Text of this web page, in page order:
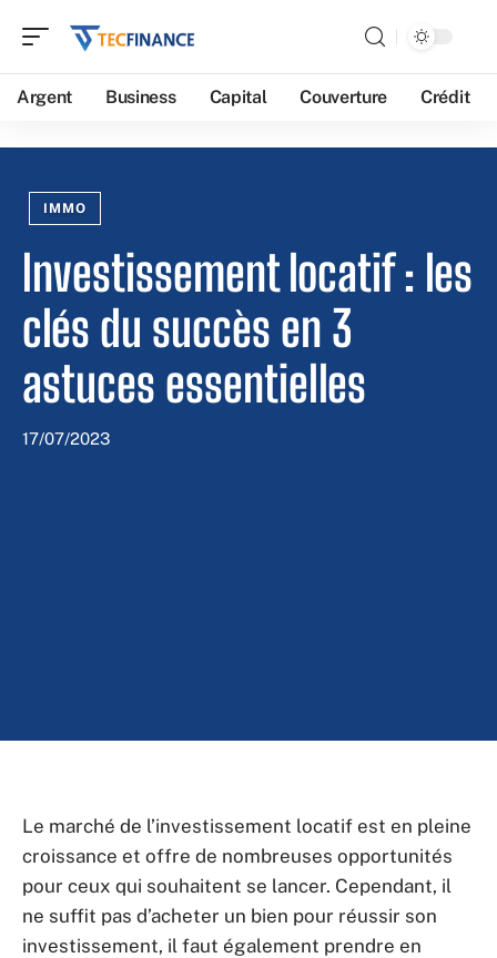
Argent Business Capital Couverture Crédit
IMMO
Investissement locatif : les
clés du succès en 3
astuces essentielles
17/07/2023
Le marché de l’investissement locatif est en pleine
croissance et offre de nombreuses opportunités
pour ceux qui souhaitent se lancer. Cependant, il
ne suffit pas d’acheter un bien pour réussir son
investissement, il faut également prendre en